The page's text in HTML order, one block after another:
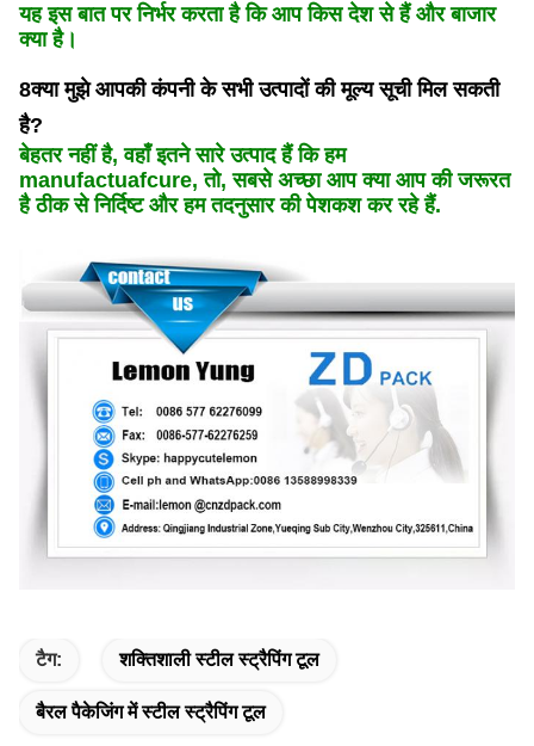
यह इस बात पर निर्भर करता है कि आप किस देश से हैं और बाजार
क्या है।
8क्या मुझे आपकी कंपनी के सभी उत्पादों की मूल्य सूची मिल सकती
है?
बेहतर नहीं है, वहाँ इतने सारे उत्पाद हैं कि हम
manufactuafcure, तो, सबसे अच्छा आप क्या आप की जरूरत
है ठीक से निर्दिष्ट और हम तदनुसार की पेशकश कर रहे हैं.
टैग: शक्तिशाली स्टील स्ट्रैपिंग टूल
बैरल पैकेजिंग में स्टील स्ट्रैपिंग टूल